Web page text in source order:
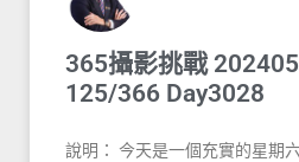
365攝影挑戰
125/366 Day3028
說明： 今天是一個充實的星期